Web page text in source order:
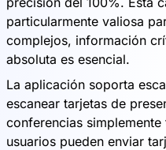
particularmente valiosa
complejos, información
absoluta es esencial.
La aplicación soporta
escanear tarjetas de
conferencias
usuarios pueden enviar